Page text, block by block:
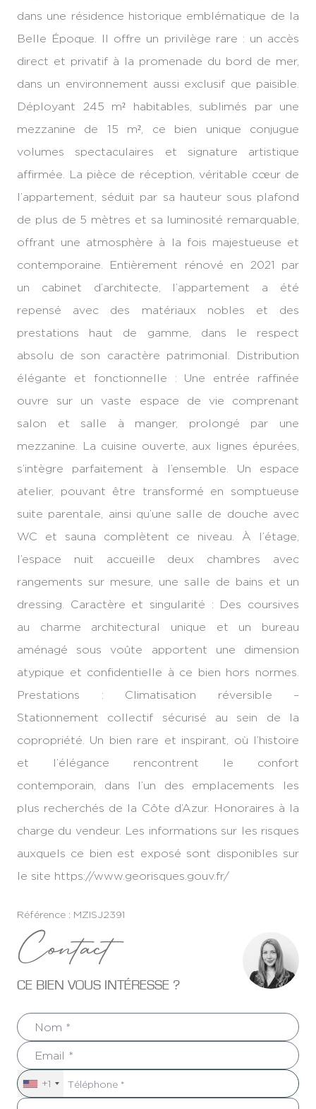
dans une résidence historique emblématique de la
Belle Époque. Il offre un privilège rare : un accès
direct et privatif à la promenade du bord de mer,
dans un environnement aussi exclusif que paisible.
Déployant 245 m² habitables, sublimés par une
mezzanine de 15 m², ce bien unique conjugue
volumes spectaculaires et signature artistique
affirmée. La pièce de réception, véritable cœur de
l’appartement, séduit par sa hauteur sous plafond
de plus de 5 mètres et sa luminosité remarquable,
offrant une atmosphère à la fois majestueuse et
contemporaine. Entièrement rénové en 2021 par
un cabinet d’architecte, l’appartement a été
repensé avec des matériaux nobles et des
prestations haut de gamme, dans le respect
absolu de son caractère patrimonial. Distribution
élégante et fonctionnelle : Une entrée raffinée
ouvre sur un vaste espace de vie comprenant
salon et salle à manger, prolongé par une
mezzanine. La cuisine ouverte, aux lignes épurées,
s’intègre parfaitement à l’ensemble. Un espace
atelier, pouvant être transformé en somptueuse
suite parentale, ainsi qu’une salle de douche avec
WC et sauna complètent ce niveau. À l’étage,
l’espace nuit accueille deux chambres avec
rangements sur mesure, une salle de bains et un
dressing. Caractère et singularité : Des coursives
au charme architectural unique et un bureau
aménagé sous voûte apportent une dimension
atypique et confidentielle à ce bien hors normes.
Prestations : Climatisation réversible –
Stationnement collectif sécurisé au sein de la
copropriété. Un bien rare et inspirant, où l’histoire
et l’élégance rencontrent le confort
contemporain, dans l’un des emplacements les
plus recherchés de la Côte d’Azur. Honoraires à la
charge du vendeur. Les informations sur les risques
auxquels ce bien est exposé sont disponibles sur
le site https://www.georisques.gouv.fr/
Référence : MZISJ2391
Contact
CE BIEN VOUS INTÉRESSE ?
+1